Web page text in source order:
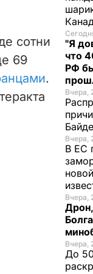
сотни
69
.
"Я
что
РФ
Вчера,
Вчера,
В ЕС
Вчера,
Вчера,
До